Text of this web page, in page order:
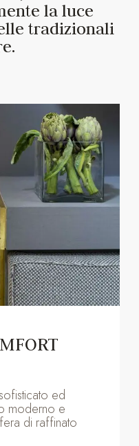
la luce
tradizionali
ed
moderno e
di raffinato